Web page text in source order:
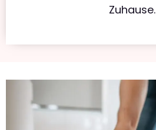
Zuhause.